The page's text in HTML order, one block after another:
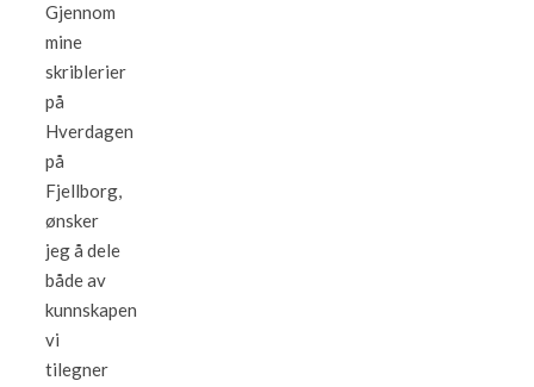
Gjennom
mine
skriblerier
på
Hverdagen
på
Fjellborg,
ønsker
jeg å dele
både av
kunnskapen
vi
tilegner